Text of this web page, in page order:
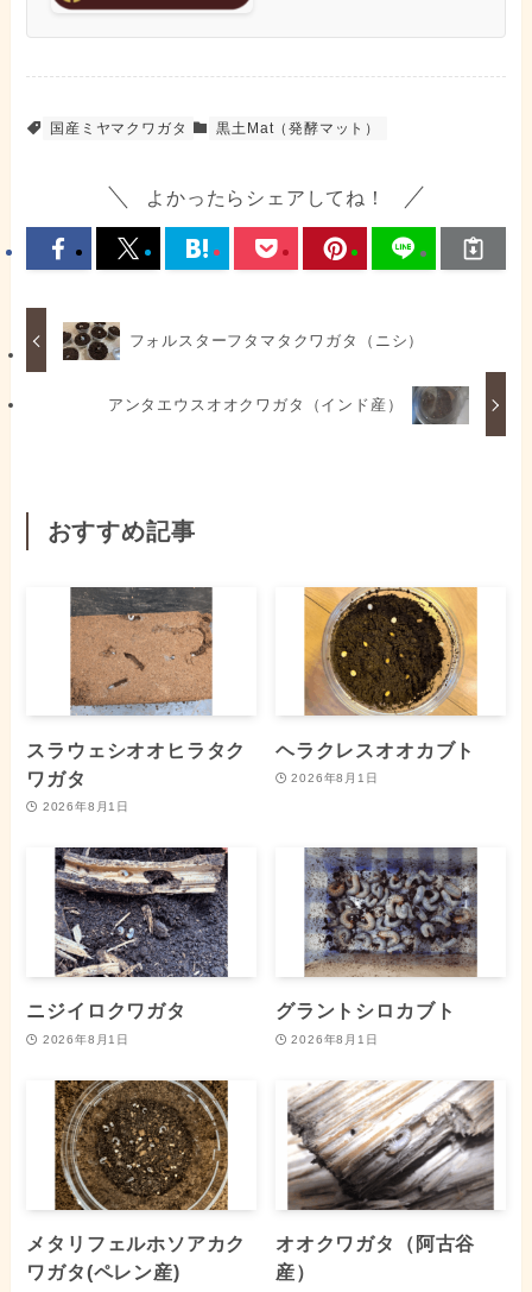
国産ミヤマクワガタ 黒土Mat（発酵マット）
よかったらシェアしてね！
フォルスターフタマタクワガタ（ニシ）
アンタエウスオオクワガタ（インド産）
おすすめ記事
スラウェシオオヒラタク
ワガタ
2026年8月1日
ヘラクレスオオカブト
2026年8月1日
ニジイロクワガタ
2026年8月1日
グラントシロカブト
2026年8月1日
メタリフェルホソアカク
ワガタ(ペレン産)
オオクワガタ（阿古谷
産）